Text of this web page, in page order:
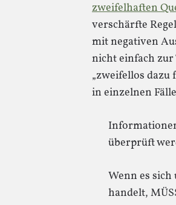
zweifelhaften
verschärfte
mit negativen
nicht einfach zur
„zweifellos
in einzelnen
überprüft
Wenn es
handelt,